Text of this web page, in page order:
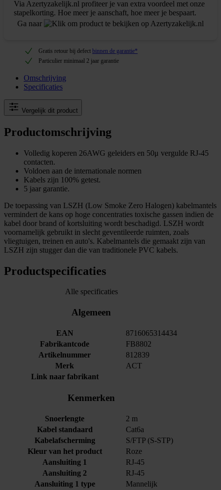
Via Azertyzakelijk.nl profiteer je van extra voordeel met onze
stapelkorting. Hoe meer je aanschaft, hoe meer je bespaart.
Ga naar
Gratis retour bij defect binnen de garantie*
Particulier minimaal 2 jaar garantie
Omschrijving
Specificaties
Vergelijk dit product
Productomschrijving
Volledig koperen 26AWG geleiders en 50μ vergulde RJ-45
contacten.
Voldoen aan de internationale normen
Kabels zijn 100% getest.
5 jaar garantie.
De toepassing van LSZH (Low Smoke Zero Halogen) kabelmantels
vermindert de kans op hoge concentraties toxische gassen indien de
kabel door brand of kortsluiting wordt beschadigd. LSZH wordt
voornamelijk gebruikt in slecht geventileerde ruimten, zoals
vliegtuigen, treinen en auto's. Kabelmantels die gemaakt zijn van
LSZH zijn stugger dan die van traditionele PVC kabels.
Productspecificaties
Alle specificaties
Algemeen
EAN
8716065314434
Fabrikantcode
FB8802
Artikelnummer
812839
Merk
ACT
Link naar fabrikant
Kenmerken
Snoerlengte
2 m
Kabel standaard
Cat6a
Kabelafscherming
S/FTP (S-STP)
Kleur van het product
Roze
Aansluiting 1
RJ-45
Aansluiting 2
RJ-45
Aansluiting 1 type
Mannelijk